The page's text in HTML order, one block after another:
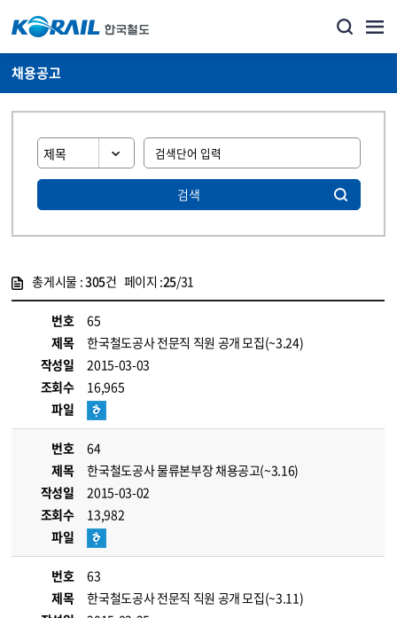
채용공고
검색
총게시물 :305건 페이지 :25/31
번호
65
제목
한국철도공사 전문직 직원 공개 모집(~3.24)
작성일
2015-03-03
조회수
16,965
파일
번호
64
제목
한국철도공사 물류본부장 채용공고(~3.16)
작성일
2015-03-02
조회수
13,982
파일
번호
63
제목
한국철도공사 전문직 직원 공개 모집(~3.11)